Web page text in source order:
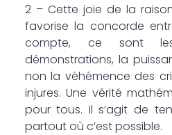
2 – Cette joie de la
favorise la concorde
compte, ce sont
démonstrations, la
non la véhémence des
injures. Une vérité
pour tous. Il s’agit de
partout où c’est possible.